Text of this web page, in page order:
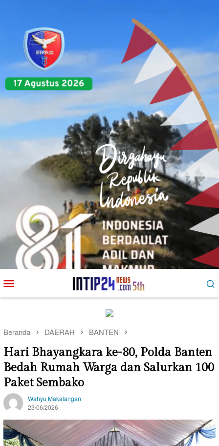
ke
kontenMobile
Beranda DAERAH BANTEN
Hari Bhayangkara ke-80, Polda Banten
Bedah Rumah Warga dan Salurkan 100
Paket Sembako
Wahyu Makalangan
23/06/2026